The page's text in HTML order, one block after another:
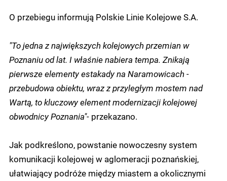
O przebiegu informują Polskie Linie Kolejowe S.A.
"To jedna z największych kolejowych przemian w
Poznaniu od lat. I właśnie nabiera tempa. Znikają
pierwsze elementy estakady na Naramowicach -
przebudowa obiektu, wraz z przyległym mostem nad
Wartą, to kluczowy element modernizacji kolejowej
obwodnicy Poznania"- przekazano.
Jak podkreślono, powstanie nowoczesny system
komunikacji kolejowej w aglomeracji poznańskiej,
ułatwiający podróże między miastem a okolicznymi